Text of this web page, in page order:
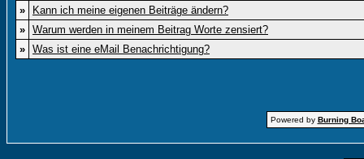
»
Kann ich meine eigenen Beiträge ändern?
» Warum werden in meinem Beitrag Worte zensiert?
» Was ist eine eMail Benachrichtigung?
Powered by Burning